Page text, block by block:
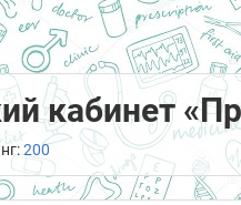
кабинет
200